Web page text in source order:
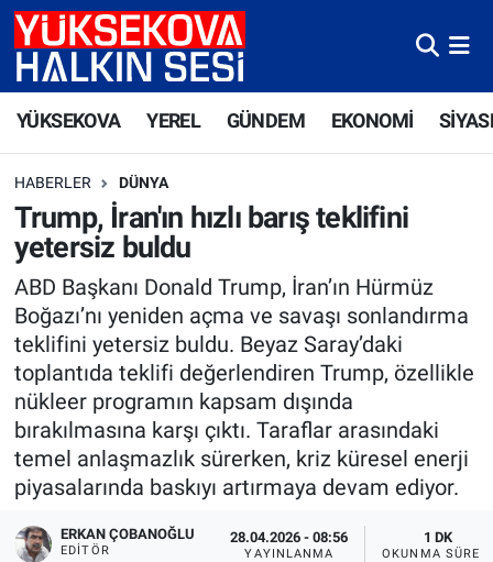
YÜKSEKOVA YEREL GÜNDEM EKONOMİ
HABERLER DÜNYA
Trump, İran'ın hızlı barış teklifini
yetersiz buldu
ABD Başkanı Donald Trump, İran’ın Hürmüz
Boğazı’nı yeniden açma ve savaşı sonlandırma
teklifini yetersiz buldu. Beyaz Saray’daki
toplantıda teklifi değerlendiren Trump, özellikle
nükleer programın kapsam dışında
bırakılmasına karşı çıktı. Taraflar arasındaki
temel anlaşmazlık sürerken, kriz küresel enerji
piyasalarında baskıyı artırmaya devam ediyor.
ERKAN ÇOBANOĞLU
EDITÖR
28.04.2026 - 08:56
YAYINLANMA
1 DK
OKUNMA SÜRESI
Yüksekova Nöbetçi Eczaneler
Yüksekova Trafik Yoğunluk Haritası
Süper Lig Puan Durumu ve Fikstür
Tüm Manşetler
Son Dakika Haberleri
Haber Arşivi